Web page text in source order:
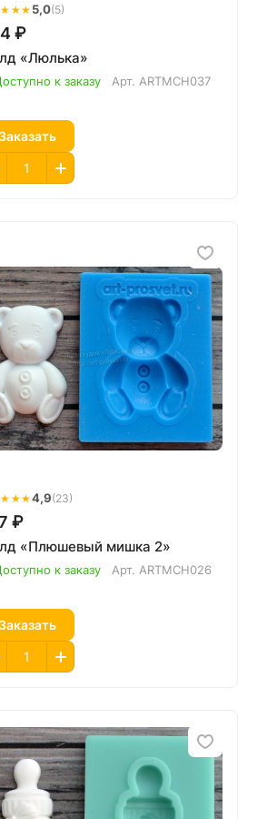
5,0(5)
₽
«Люлька»
к заказу Арт. ARTMCH037
Заказать
4,9(23)
₽
«Плюшевый мишка 2»
к заказу Арт. ARTMCH026
Заказать